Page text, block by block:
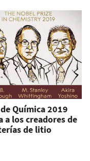
Química 2019
a los creadores de
de litio